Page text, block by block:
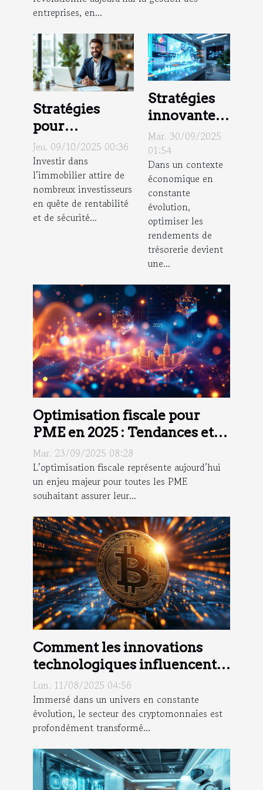
entreprises, en...
Stratégies
pour
maximiser le
retour sur
investissement
immobilier
Jeu. 09/10/2025 00:36
Investir dans
l’immobilier attire de
nombreux investisseurs
en quête de rentabilité
et de sécurité...
Stratégies
innovantes
pour
augmenter
les
rendements
de
trésorerie
en 2025
Mar. 30/09/2025
01:54
Dans un contexte
économique en
constante
évolution,
optimiser les
rendements de
trésorerie devient
une...
Optimisation fiscale pour
PME en 2025 : Tendances et
Stratégies
Mar. 23/09/2025 08:28
L’optimisation fiscale représente aujourd’hui
un enjeu majeur pour toutes les PME
souhaitant assurer leur...
Comment les innovations
technologiques influencent-
elles l'ascension des
nouvelles cryptomonnaies ?
Lun. 11/08/2025 04:56
Immersé dans un univers en constante
évolution, le secteur des cryptomonnaies est
profondément transformé...